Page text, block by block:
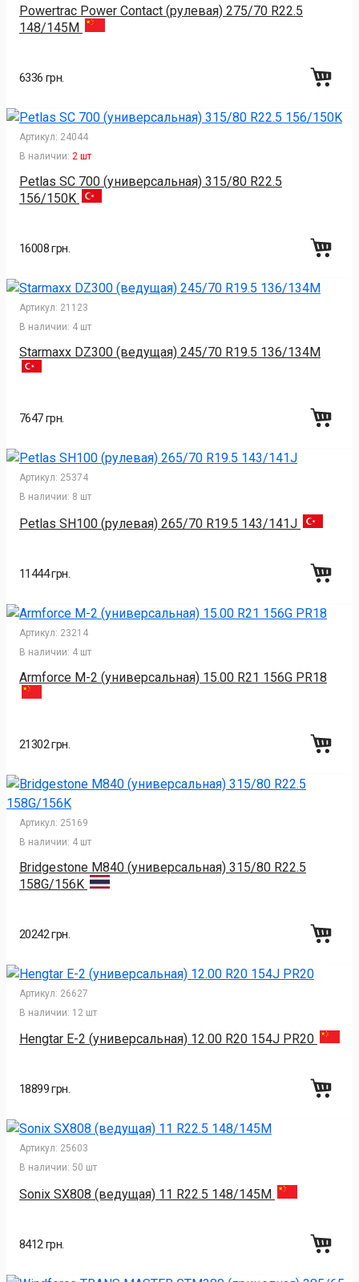
Powertrac Power Contact (рулевая) 275/70 R22.5
148/145M
6336 грн.
Артикул: 24044
В наличии: 2 шт
Petlas SC 700 (универсальная) 315/80 R22.5
156/150K
16008 грн.
Артикул: 21123
В наличии: 4 шт
Starmaxx DZ300 (ведущая) 245/70 R19.5 136/134M
7647 грн.
Артикул: 25374
В наличии: 8 шт
Petlas SH100 (рулевая) 265/70 R19.5 143/141J
11444 грн.
Артикул: 23214
В наличии: 4 шт
Armforce M-2 (универсальная) 15.00 R21 156G PR18
21302 грн.
Артикул: 25169
В наличии: 4 шт
Bridgestone M840 (универсальная) 315/80 R22.5
158G/156K
20242 грн.
Артикул: 26627
В наличии: 12 шт
Hengtar E-2 (универсальная) 12.00 R20 154J PR20
18899 грн.
Артикул: 25603
В наличии: 50 шт
Sonix SX808 (ведущая) 11 R22.5 148/145M
8412 грн.